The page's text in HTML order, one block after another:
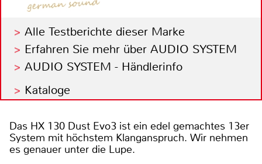
Alle Testberichte dieser Marke
Erfahren Sie mehr über AUDIO SYSTEM
AUDIO SYSTEM - Händlerinfo
Kataloge
Das HX 130 Dust Evo3 ist ein edel gemachtes 13er
System mit höchstem Klanganspruch. Wir nehmen
es genauer unter die Lupe.